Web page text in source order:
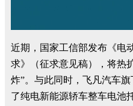
近期，国家工信部发布《电
求》（征求意见稿），将热
炸”。与此同时，飞凡汽车
了纯电新能源轿车整车电池